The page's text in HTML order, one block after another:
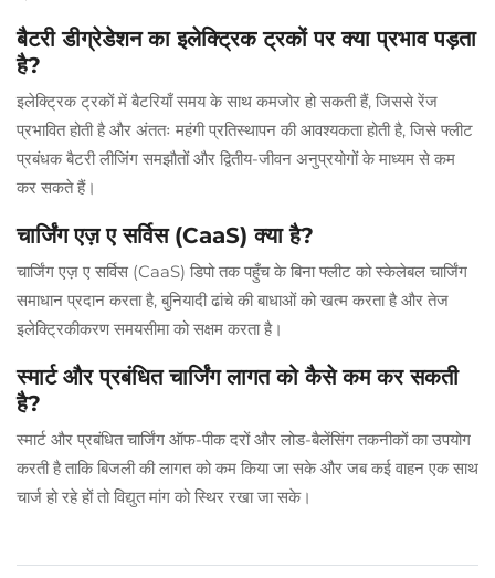
बैटरी डीग्रेडेशन का इलेक्ट्रिक ट्रकों पर क्या प्रभाव पड़ता
है?
इलेक्ट्रिक ट्रकों में बैटरियाँ समय के साथ कमजोर हो सकती हैं, जिससे रेंज
प्रभावित होती है और अंततः महंगी प्रतिस्थापन की आवश्यकता होती है, जिसे फ्लीट
प्रबंधक बैटरी लीजिंग समझौतों और द्वितीय-जीवन अनुप्रयोगों के माध्यम से कम
कर सकते हैं।
चार्जिंग एज़ ए सर्विस (CaaS) क्या है?
चार्जिंग एज़ ए सर्विस (CaaS) डिपो तक पहुँच के बिना फ्लीट को स्केलेबल चार्जिंग
समाधान प्रदान करता है, बुनियादी ढांचे की बाधाओं को खत्म करता है और तेज
इलेक्ट्रिकीकरण समयसीमा को सक्षम करता है।
स्मार्ट और प्रबंधित चार्जिंग लागत को कैसे कम कर सकती
है?
स्मार्ट और प्रबंधित चार्जिंग ऑफ-पीक दरों और लोड-बैलेंसिंग तकनीकों का उपयोग
करती है ताकि बिजली की लागत को कम किया जा सके और जब कई वाहन एक साथ
चार्ज हो रहे हों तो विद्युत मांग को स्थिर रखा जा सके।